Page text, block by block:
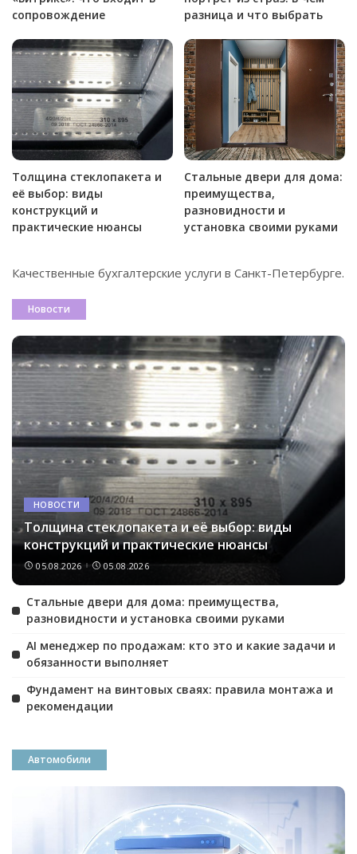
сопровождение
разница и что выбрать
Толщина стеклопакета и
её выбор: виды
конструкций и
практические нюансы
Стальные двери для дома:
преимущества,
разновидности и
установка своими руками
Качественные бухгалтерские услуги в Санкт-Петербурге.
Новости
НОВОСТИ
Толщина стеклопакета и её выбор: виды
конструкций и практические нюансы
05.08.2026 05.08.2026
Стальные двери для дома: преимущества,
разновидности и установка своими руками
AI менеджер по продажам: кто это и какие задачи и
обязанности выполняет
Фундамент на винтовых сваях: правила монтажа и
рекомендации
Автомобили